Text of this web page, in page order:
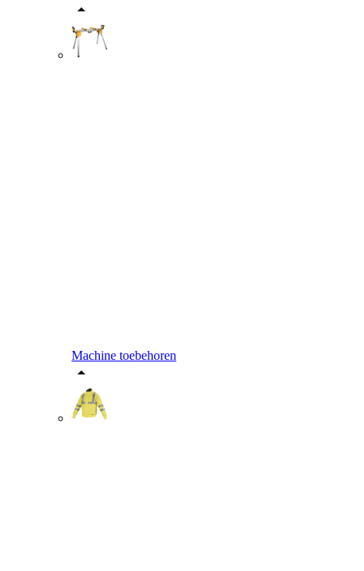
Machine toebehoren